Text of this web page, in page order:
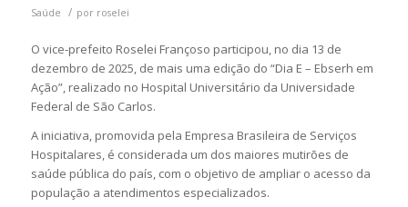
Saúde
/ por roselei
O vice-prefeito Roselei Françoso participou, no dia 13 de
dezembro de 2025, de mais uma edição do “Dia E – Ebserh em
Ação”, realizado no Hospital Universitário da Universidade
Federal de São Carlos.
A iniciativa, promovida pela Empresa Brasileira de Serviços
Hospitalares, é considerada um dos maiores mutirões de
saúde pública do país, com o objetivo de ampliar o acesso da
população a atendimentos especializados.